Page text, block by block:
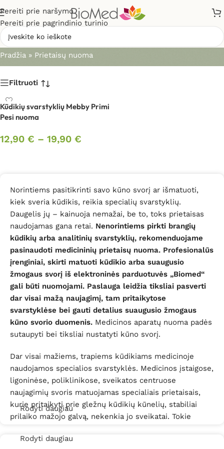
Pereiti prie naršymo
Pereiti prie pagrindinio turinio
Prietaisų nuoma
Pradžia » Prietaisų nuoma
Filtruoti
Kūdikių svarstyklių Mebby Primi
Pesi nuoma
12,90 € – 19,90 €
Norintiems pasitikrinti savo kūno svorį ar išmatuoti,
kiek sveria kūdikis, reikia specialių svarstyklių.
Daugelis jų – kainuoja nemažai, be to, toks prietaisas
naudojamas gana retai. Nenorintiems pirkti brangių
kūdikių arba analitinių svarstyklių, rekomenduojame
pasinaudoti medicininių prietaisų nuoma. Profesionalūs
įrenginiai, skirti matuoti kūdikio arba suaugusio
žmogaus svorį iš elektroninės parduotuvės „Biomed“
gali būti nuomojami. Paslauga leidžia tiksliai pasverti
dar visai mažą naujagimį, tam pritaikytose
svarstyklėse bei gauti detalius suaugusio žmogaus
kūno svorio duomenis. Medicinos aparatų nuoma padės
sutaupyti bei tiksliai nustatyti kūno svorį.
Dar visai mažiems, trapiems kūdikiams medicinoje
naudojamos specialios svarstyklės. Medicinos įstaigose,
ligoninėse, poliklinikose, sveikatos centruose
naujagimių svoris matuojamas specialiais prietaisais,
kurie pritaikyti prie gležnų kūdikių kūnelių, stabiliai
prilaiko mažojo galvą, nekenkia jo sveikatai. Tokie
tokie prietaisai, deja, yra per brangūs daugeliui žmonių.
Rodyti daugiau
Rodyti daugiau